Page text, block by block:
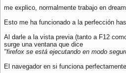
me explico, normalmente trabajo en
Esto me ha funcionado a la perfección
Al darle a la vista previa (tanto a F12
surge una ventana que dice
"firefox se está ejecutando en modo
El navegador en si funciona